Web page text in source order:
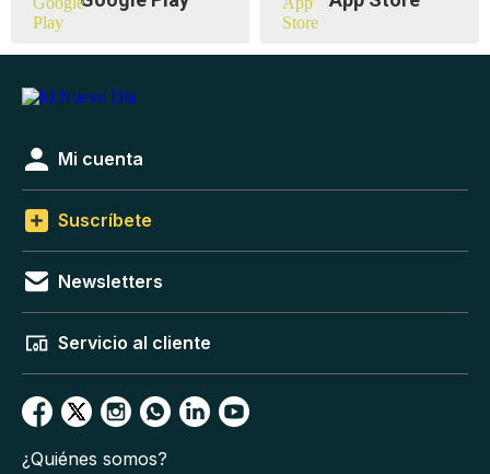
Mi cuenta
Suscríbete
Newsletters
Servicio al cliente
¿Quiénes somos?